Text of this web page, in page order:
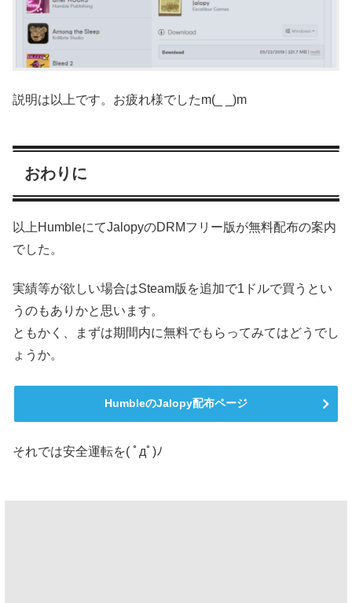
説明は以上です。お疲れ様でしたm(_ _)m
おわりに
以上HumbleにてJalopyのDRMフリー版が無料配布の案内
でした。
実績等が欲しい場合はSteam版を追加で1ドルで買うとい
うのもありかと思います。
ともかく、まずは期間内に無料でもらってみてはどうでし
ょうか。
HumbleのJalopy配布ページ
それでは安全運転を( ﾟдﾟ)ﾉ